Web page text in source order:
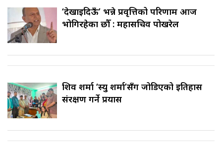
‘देखाइदिऊँ’ भन्ने प्रवृत्तिको परिणाम आज
भोगिरहेका छौँ : महासचिव पोखरेल
शिव शर्मा ‘स्यु शर्मा’सँग जोडिएको इतिहास
संरक्षण गर्ने प्रयास